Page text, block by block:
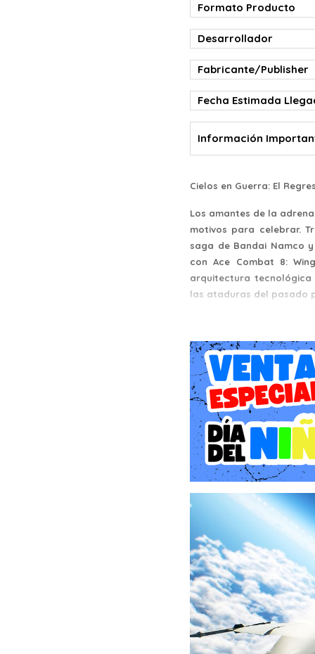
Formato Producto
Desarrollador
Fabricante/Publisher
Fecha Estimada
Información
Cielos en Guerra: El
Los amantes de la
motivos para celebrar.
saga de Bandai Namco
con Ace Combat 8:
arquitectura
las ataduras del pasado
La narrativa de Ace
al jugador de vuelta al
Central Usea (FCU)
República de Sotoa. El
capital de la federación.
desplazados y la marina
La aventura de nuestro
en medio del océano
cubiertas repletas de
otorga un único
alusión a un as de la
moral de las tropas
Cargando con el
de combate que
Coster enfocado en
contraofensiva
Gameplay y Mecánicas: